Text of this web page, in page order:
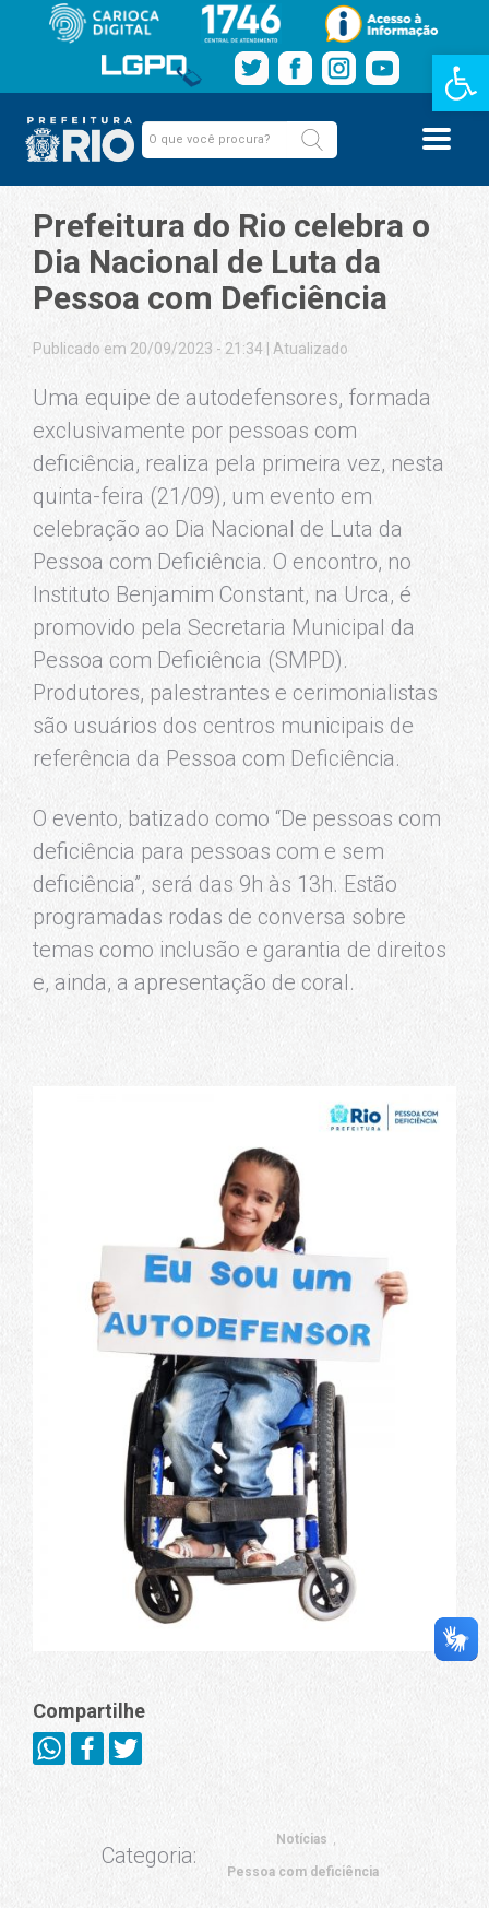
Barra de
Prefeitura do Rio celebra o
Dia Nacional de Luta da
Pessoa com Deficiência
Publicado em 20/09/2023 - 21:34 Atualizado
Uma equipe de autodefensores, formada
exclusivamente por pessoas com
deficiência, realiza pela primeira vez, nesta
quinta-feira (21/09), um evento em
celebração ao Dia Nacional de Luta da
Pessoa com Deficiência. O encontro, no
Instituto Benjamim Constant, na Urca, é
promovido pela Secretaria Municipal da
Pessoa com Deficiência (SMPD).
Produtores, palestrantes e cerimonialistas
são usuários dos centros municipais de
referência da Pessoa com Deficiência.
O evento, batizado como “De pessoas com
deficiência para pessoas com e sem
deficiência”, será das 9h às 13h. Estão
programadas rodas de conversa sobre
temas como inclusão e garantia de direitos
e, ainda, a apresentação de coral.
Compartilhe
Categoria:
Notícias
Pessoa com deficiência